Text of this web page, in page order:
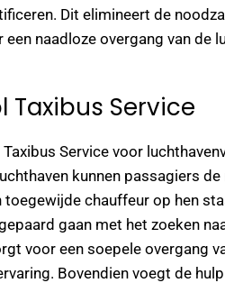
Dit elimineert de
naadloze overgang van de
Service
Service voor
kunnen passagiers
toegewijde chauffeur op hen
gaan met het zoeken
voor een soepele overgang
Bovendien voegt de